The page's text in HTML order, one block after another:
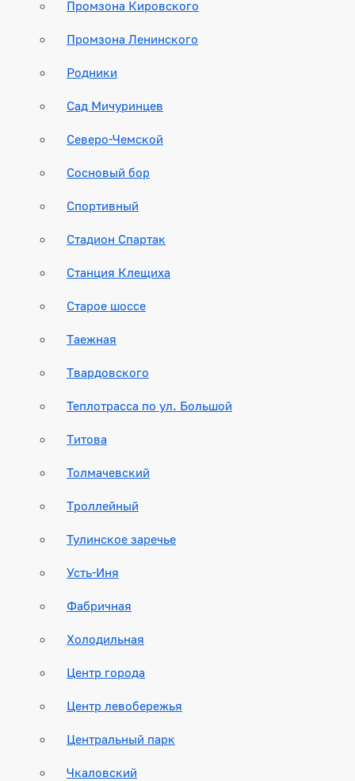
Промзона Кировского
Промзона Ленинского
Родники
Сад Мичуринцев
Северо-Чемской
Сосновый бор
Спортивный
Стадион Спартак
Станция Клещиха
Старое шоссе
Таежная
Твардовского
Теплотрасса по ул. Большой
Титова
Толмачевский
Троллейный
Тулинское заречье
Усть-Иня
Фабричная
Холодильная
Центр города
Центр левобережья
Центральный парк
Чкаловский